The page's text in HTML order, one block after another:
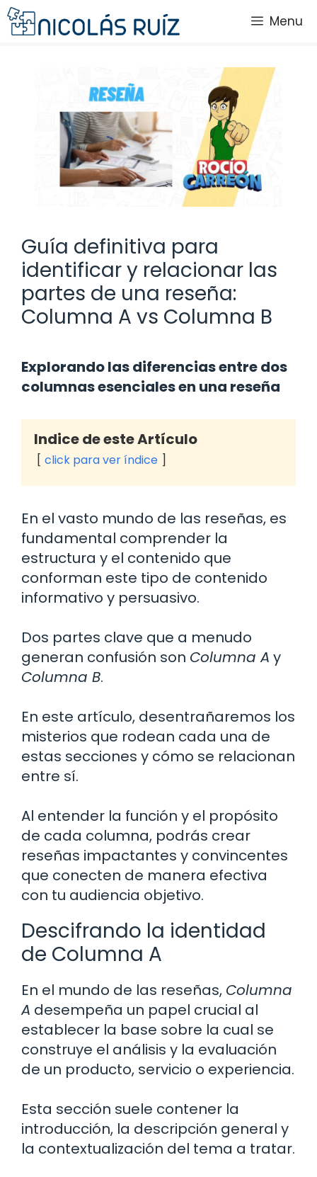
Saltar
al
Menu
Guía definitiva para
identificar y relacionar las
partes de una reseña:
Columna A vs Columna B
Explorando las diferencias entre dos
columnas esenciales en una reseña
Indice de este Artículo
click para ver índice
En el vasto mundo de las reseñas, es
fundamental comprender la
estructura y el contenido que
conforman este tipo de contenido
informativo y persuasivo.
Dos partes clave que a menudo
generan confusión son Columna A y
Columna B.
En este artículo, desentrañaremos los
misterios que rodean cada una de
estas secciones y cómo se relacionan
entre sí.
Al entender la función y el propósito
de cada columna, podrás crear
reseñas impactantes y convincentes
que conecten de manera efectiva
con tu audiencia objetivo.
Descifrando la identidad
de Columna A
En el mundo de las reseñas, Columna
A desempeña un papel crucial al
establecer la base sobre la cual se
construye el análisis y la evaluación
de un producto, servicio o experiencia.
Esta sección suele contener la
introducción, la descripción general y
la contextualización del tema a tratar.